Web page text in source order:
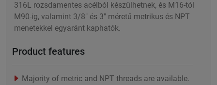
316L rozsdamentes acélból készülhetnek, és M16-tól
M90-ig, valamint 3/8" és 3" méretű metrikus és NPT
menetekkel egyaránt kaphatók.
Product features
Majority of metric and NPT threads are available.